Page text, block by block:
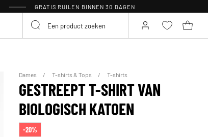
GRATIS RUILEN BINNEN 30 DAGEN
Dames T-shirts & Tops T-shirts
GESTREEPT T-SHIRT VAN
BIOLOGISCH KATOEN
-20%